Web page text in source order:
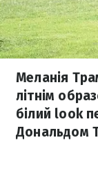
Меланія
літнім
білий look
Дональдом